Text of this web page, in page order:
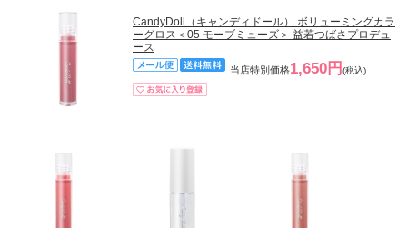
CandyDoll（キャンディドール） ボリューミングカラ
ーグロス＜05 モーブミューズ＞ 益若つばさプロデュ
ース
当店特別価格1,650円 (税込)